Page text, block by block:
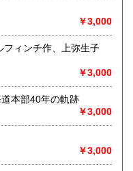
然科学、美術工芸、国
、趣味、外国書、サブ
￥3,000
￥3,000
本部40年の軌跡
￥3,000
￥3,000